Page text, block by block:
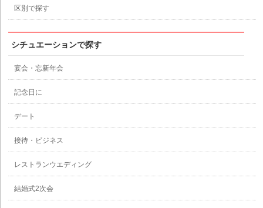
区別で探す
シチュエーションで探す
宴会・忘新年会
記念日に
デート
接待・ビジネス
レストランウエディング
結婚式2次会